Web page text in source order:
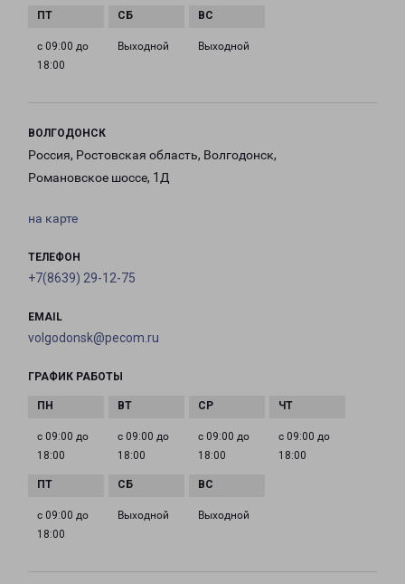
с 09:00 до
18:00
Выходной Выходной
ВОЛГОДОНСК
Россия, Ростовская область, Волгодонск,
Романовское шоссе, 1Д
на карте
ТЕЛЕФОН
+7(8639) 29-12-75
EMAIL
volgodonsk@pecom.ru
ГРАФИК РАБОТЫ
с 09:00 до
18:00
с 09:00 до
18:00
с 09:00 до
18:00
с 09:00 до
18:00
с 09:00 до
18:00
Выходной Выходной